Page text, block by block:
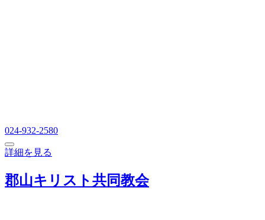
024-932-2580
詳細を見る
郡山キリスト共同教会